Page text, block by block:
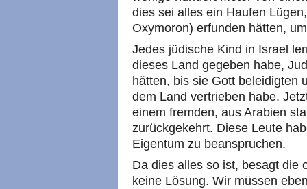
dies sei alles ein Haufen
Oxymoron) erfunden hätten,
Jedes jüdische Kind in Israel
dieses Land gegeben habe,
hätten, bis sie Gott beleidigten
dem Land vertrieben habe.
einem fremden, aus Arabien
zurückgekehrt. Diese Leute
Eigentum zu beanspruchen.
Da dies alles so ist, besagt die
keine Lösung. Wir müssen